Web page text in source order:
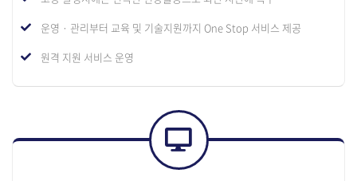
운영 · 관리부터 교육 및 기술지원까지 One Stop 서비스 제공
원격 지원 서비스 운영